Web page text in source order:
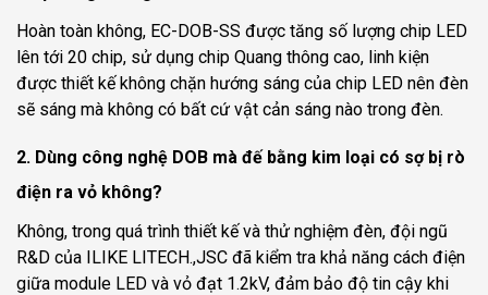
Hoàn toàn không, EC-DOB-SS được tăng số lượng chip LED
lên tới 20 chip, sử dụng chip Quang thông cao, linh kiện
được thiết kế không chặn hướng sáng của chip LED nên đèn
sẽ sáng mà không có bất cứ vật cản sáng nào trong đèn.
2. Dùng công nghệ DOB mà đế bằng kim loại có sợ bị rò
điện ra vỏ không?
Không, trong quá trình thiết kế và thử nghiệm đèn, đội ngũ
R&D của ILIKE LITECH.,JSC đã kiểm tra khả năng cách điện
giữa module LED và vỏ đạt 1.2kV, đảm bảo độ tin cậy khi